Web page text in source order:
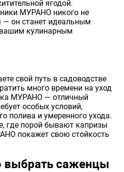
ягодой.
МУРАНО никого не
он станет идеальным
кулинарным
свой путь в садоводстве
много времени на уход
МУРАНО — отличный
особых условий,
полива и умеренного ухода.
где порой бывают капризы
покажет свою стойкость
выбрать саженцы